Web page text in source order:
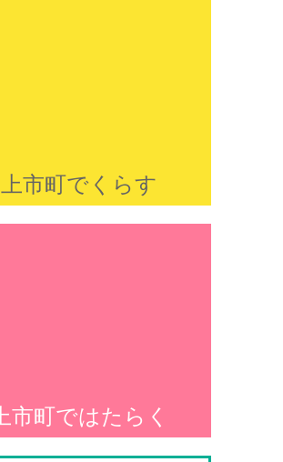
上市町でくらす
上市町ではたらく